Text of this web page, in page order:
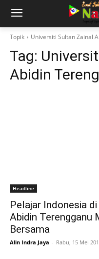
Topik Universiti Sultan Zainal
Tag:
Abidin
Headline
Pelajar Indonesia
Abidin Terengganu
Bersama
Alin Indra Jaya - Rabu, 15 Mei